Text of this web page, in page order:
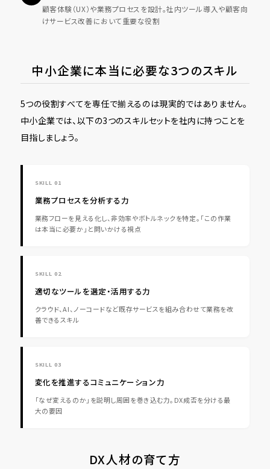
顧客体験（UX）や業務プロセスを設計。社内ツール導入や顧客向
けサービス改善において重要な役割
中小企業に本当に必要な3つのスキル
5つの役割すべてを専任で揃えるのは現実的ではありません。
中小企業では、以下の3つのスキルセットを社内に持つことを
目指しましょう。
SKILL 01
業務プロセスを分析する力
業務フローを見える化し、非効率やボトルネックを特定。「この作業
は本当に必要か」と問いかける視点
SKILL 02
適切なツールを選定・活用する力
クラウド、AI、ノーコードなど既存サービスを組み合わせて業務を改
善できるスキル
SKILL 03
変化を推進するコミュニケーション力
「なぜ変えるのか」を説明し周囲を巻き込む力。DX成否を分ける最
大の要因
DX人材の育て方